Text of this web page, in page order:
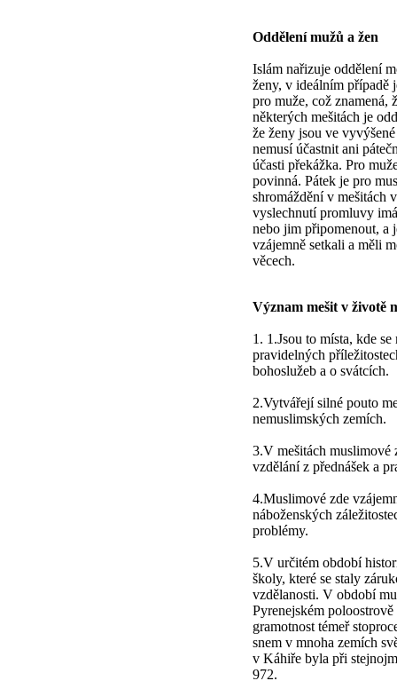
Oddělení mužů a žen
Islám nařizuje oddělení
ženy, v ideálním případě
pro muže, což znamená,
některých mešitách je
že ženy jsou ve
nemusí účastnit ani
účasti překážka. Pro
povinná. Pátek je pro
shromáždění v mešitách
vyslechnutí promluvy
nebo jim připomenout, a
vzájemně setkali a měli
věcech.
Význam mešit v životě
1. 1.Jsou to místa, kde
pravidelných
bohoslužeb a o svátcích.
2.Vytvářejí silné pouto
nemuslimských zemích.
3.V mešitách muslimové
vzdělání z přednášek a
4.Muslimové zde
náboženských
problémy.
5.V určitém období
školy, které se staly
vzdělanosti. V období
Pyrenejském
gramotnost témeř
snem v mnoha zemích
v Káhiře byla při
972.